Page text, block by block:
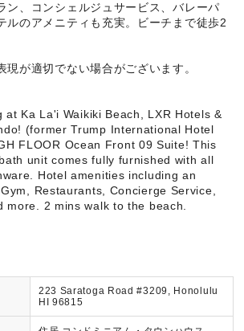
ン、コンシェルジュサービス、バレーパ
ルのアメニティも充実。ビーチまで徒歩2
が適切でない場合がございます。
at Ka La'i Waikiki Beach, LXR Hotels &
(former Trump International Hotel
FLOOR Ocean Front 09 Suite! This
unit comes fully furnished with all
Hotel amenities including an
Restaurants, Concierge Service,
more. 2 mins walk to the beach.
223 Saratoga Road #3209, Honolulu
HI 96815